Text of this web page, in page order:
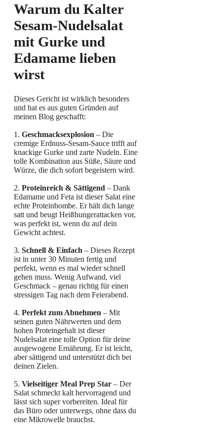
Warum du Kalter
Sesam-Nudelsalat
mit Gurke und
Edamame lieben
wirst
Dieses Gericht ist wirklich besonders
und hat es aus guten Gründen auf
meinen Blog geschafft:
1. Geschmacksexplosion – Die
cremige Erdnuss-Sesam-Sauce trifft auf
knackige Gurke und zarte Nudeln. Eine
tolle Kombination aus Süße, Säure und
Würze, die dich sofort begeistern wird.
2. Proteinreich & Sättigend – Dank
Edamame und Feta ist dieser Salat eine
echte Proteinbombe. Er hält dich lange
satt und beugt Heißhungerattacken vor,
was perfekt ist, wenn du auf dein
Gewicht achtest.
3. Schnell & Einfach – Dieses Rezept
ist in unter 30 Minuten fertig und
perfekt, wenn es mal wieder schnell
gehen muss. Wenig Aufwand, viel
Geschmack – genau richtig für einen
stressigen Tag nach dem Feierabend.
4. Perfekt zum Abnehmen – Mit
seinen guten Nährwerten und dem
hohen Proteingehalt ist dieser
Nudelsalat eine tolle Option für deine
ausgewogene Ernährung. Er ist leicht,
aber sättigend und unterstützt dich bei
deinen Zielen.
5. Vielseitiger Meal Prep Star – Der
Salat schmeckt kalt hervorragend und
lässt sich super vorbereiten. Ideal für
das Büro oder unterwegs, ohne dass du
eine Mikrowelle brauchst.